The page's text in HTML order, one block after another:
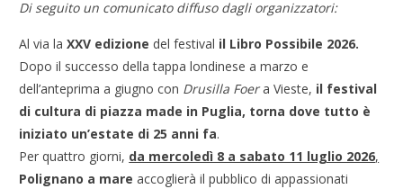
Di seguito un comunicato diffuso dagli organizzatori:
Al via laXXV edizione del festival il Libro Possibile 2026.
Dopo il successo della tappa londinese a marzo e
dell’anteprima a giugno con Drusilla Foera Vieste, il festival
di cultura di piazza made in Puglia, torna dove tutto è
iniziato un’estate di 25 anni fa.
Per quattro giorni, da mercoledì 8 a sabato 11 luglio 2026,
Polignano a mare accoglierà il pubblico di appassionati